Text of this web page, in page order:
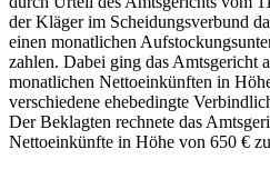
der Kläger im Scheidungsverbund
einen monatlichen
zahlen. Dabei ging das Amtsgericht
monatlichen Nettoeinkünften in
verschiedene ehebedingte
Der Beklagten rechnete das
Nettoeinkünfte in Höhe von 650 €